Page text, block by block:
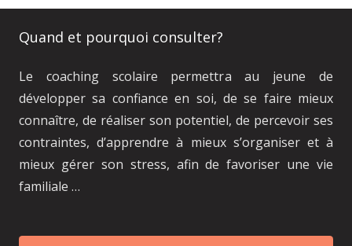
Quand et pourquoi consulter?
Le coaching scolaire permettra au jeune de
développer sa confiance en soi, de se faire mieux
connaître, de réaliser son potentiel, de percevoir ses
contraintes, d’apprendre à mieux s’organiser et à
mieux gérer son stress, afin de favoriser une vie
familiale …